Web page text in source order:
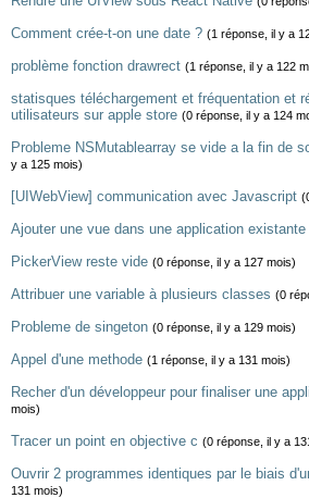
Comment crée-t-on une date ? (1 réponse, il y a
problème fonction drawrect (1 réponse, il y a 122
statisques téléchargement et fréquentation et
utilisateurs sur apple store (0 réponse, il y a 124
Probleme NSMutablearray se vide a la fin de
y a 125 mois)
[UIWebView] communication avec Javascript
Ajouter une vue dans une application existante
PickerView reste vide (0 réponse, il y a 127 mois)
Attribuer une variable à plusieurs classes (0
Probleme de singeton (0 réponse, il y a 129 mois)
Appel d'une methode (1 réponse, il y a 131 mois)
Recher d'un développeur pour finaliser une
mois)
Tracer un point en objective c (0 réponse, il y a
Ouvrir 2 programmes identiques par le biais
131 mois)